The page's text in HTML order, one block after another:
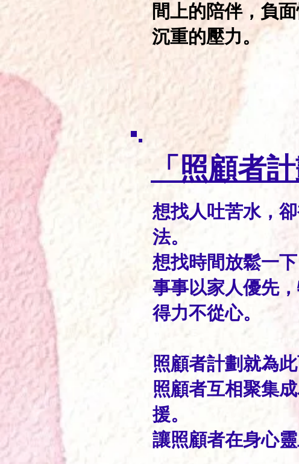
間上的陪伴，負
沉重的壓力。
「照顧者
想找人吐苦水，
法。
想找時間放鬆一
事事以家人優先
得力不從心。
照顧者計劃就為
照顧者互相聚集
援。
讓照顧者在身心